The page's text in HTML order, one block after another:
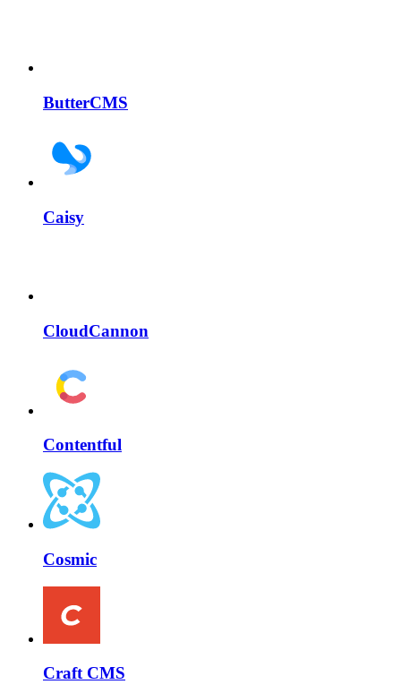
ButterCMS
Caisy
CloudCannon
Contentful
Cosmic
Craft CMS